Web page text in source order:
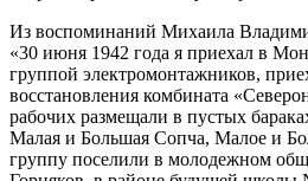
Из воспоминаний Михаила
«30 июня 1942 года я приехал в
группой электромонтажников,
восстановления комбината
рабочих размещали в пустых
Малая и Большая Сопча, Малое и
группу поселили в молодежном